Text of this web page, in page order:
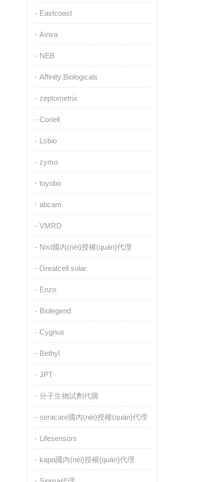
Eastcoast
Aviva
NEB
Affinity Biologicals
zeptometrix
Coriell
Lsbio
zymo
toyobo
abcam
VMRD
Nist國內(nèi)授權(quán)代理
Greatcell solar
Enzo
Biolegend
Cygnus
Bethyl
JPT
分子生物試劑代購
seracare國內(nèi)授權(quán)代理
Lifesensors
kapa國內(nèi)授權(quán)代理